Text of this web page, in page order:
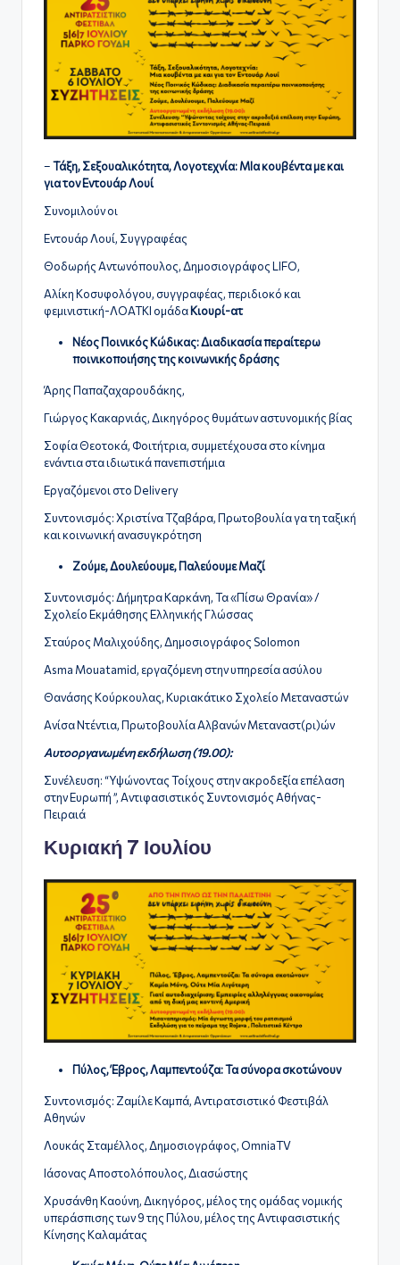
–Τάξη, Σεξουαλικότητα, Λογοτεχνία: ΜΙα κουβέντα με και
για τον Εντουάρ Λουί
Συνομιλούν οι
Εντουάρ Λουί, Συγγραφέας
Θοδωρής Αντωνόπουλος, Δημοσιογράφος LIFO,
Αλίκη Κοσυφολόγου, συγγραφέας, περιδιοκό και
φεμινιστική-ΛΟΑΤΚΙ ομάδαΚιουρί-ατ
Νέος Ποινικός Κώδικας: Διαδικασία περαίτερω
ποινικοποιήσης της κοινωνικής δράσης
Άρης Παπαζαχαρουδάκης,
Γιώργος Κακαρνιάς, Δικηγόρος θυμάτων αστυνομικής βίας
Σοφία Θεοτοκά, Φοιτήτρια, συμμετέχουσα στο κίνημα
ενάντια στα ιδιωτικά πανεπιστήμια
Εργαζόμενοι στο Delivery
Συντονισμός: Χριστίνα Τζαβάρα, Πρωτοβουλία γα τη ταξική
και κοινωνική ανασυγκρότηση
Ζούμε, Δουλεύουμε, Παλεύουμε Μαζί
Συντονισμός: Δήμητρα Καρκάνη, Τα «Πίσω Θρανία» /
Σχολείο Εκμάθησης Ελληνικής Γλώσσας
Σταύρος Μαλιχούδης, Δημοσιογράφος Solomon
Asma Mouatamid, εργαζόμενη στην υπηρεσία ασύλου
Θανάσης Κούρκουλας, Κυριακάτικο Σχολείο Μεταναστών
Ανίσα Ντέντια, Πρωτοβουλία Αλβανών Μεταναστ(ρι)ών
Αυτοοργανωμένη εκδήλωση (19.00):
Συνέλευση: “Υψώνοντας Τοίχους στην ακροδεξία επέλαση
στην Ευρωπή ”, Αντιφασιστικός Συντονισμός Αθήνας-
Πειραιά
Κυριακή 7 Ιουλίου
Πύλος, Έβρος, Λαμπεντούζα: Τα σύνορα σκοτώνουν
Συντονισμός: Ζαμίλε Καμπά, Αντιρατσιστικό Φεστιβάλ
Αθηνών
Λουκάς Σταμέλλος, Δημοσιογράφος, OmniaTV
Ιάσονας Αποστολόπουλος, Διασώστης
Χρυσάνθη Καούνη, Δικηγόρος, μέλος της ομάδας νομικής
υπεράσπισης των 9 της Πύλου, μέλος της Αντιφασιστικής
Κίνησης Καλαμάτας